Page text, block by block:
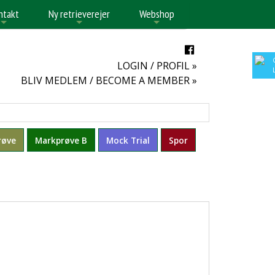
Ny retrieverejer Webshop
LOGIN / PROFIL »
BLIV MEDLEM / BECOME A MEMBER »
Markprøve B Mock Trial Spor